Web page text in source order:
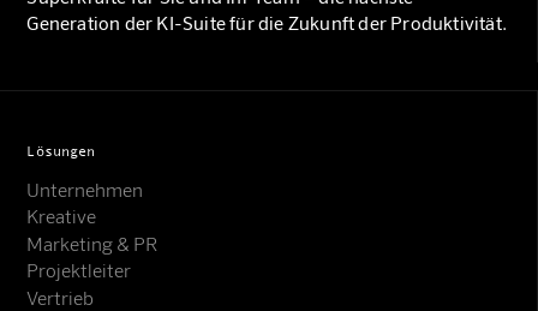
Generation der KI-Suite für die Zukunft der Produktivität.
Lösungen
Unternehmen
Kreative
Marketing & PR
Projektleiter
Vertrieb